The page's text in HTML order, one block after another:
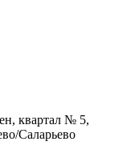
квартал № 5,
Саларьево